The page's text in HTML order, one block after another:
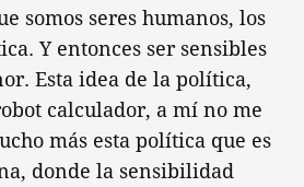
somos seres humanos, los
Y entonces ser sensibles
Esta idea de la política,
calculador, a mí no me
más esta política que es
donde la sensibilidad